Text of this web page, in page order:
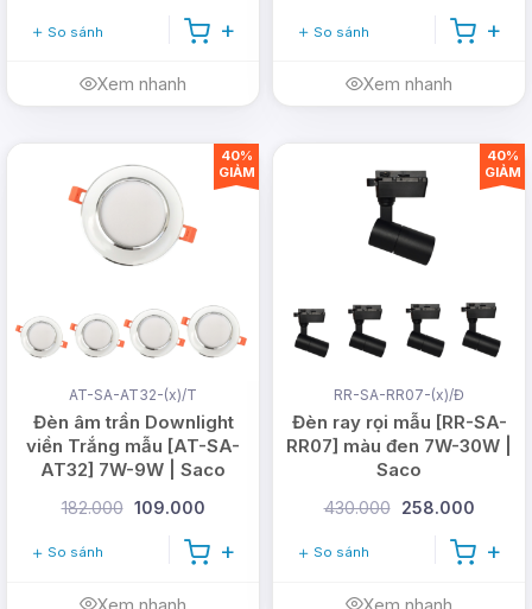
So sánh
Xem nhanh
So sánh
Xem nhanh
AT-SA-AT32-(x)/T
Đèn âm trần Downlight
viền Trắng mẫu [AT-SA-
AT32] 7W-9W | Saco
182.000 109.000
So sánh
Xem nhanh
40%
GIẢM
RR-SA-RR07-(x)/Đ
Đèn ray rọi mẫu [RR-SA-
RR07] màu đen 7W-30W |
Saco
430.000 258.000
So sánh
Xem nhanh
40%
GIẢM